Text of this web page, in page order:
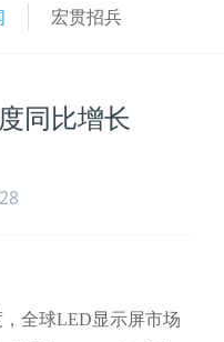
宏贯招兵
同比增长
全球LED显示屏市场